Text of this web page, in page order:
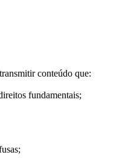
conteúdo que:
fundamentais;